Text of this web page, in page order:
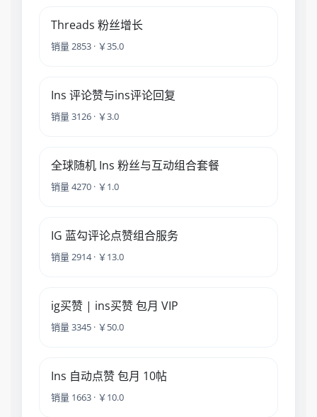
Threads 粉丝增长
销量 2853 · ￥35.0
Ins 评论赞与ins评论回复
销量 3126 · ￥3.0
全球随机 Ins 粉丝与互动组合套餐
销量 4270 · ￥1.0
IG 蓝勾评论点赞组合服务
销量 2914 · ￥13.0
ig买赞 | ins买赞 包月 VIP
销量 3345 · ￥50.0
Ins 自动点赞 包月 10帖
销量 1663 · ￥10.0